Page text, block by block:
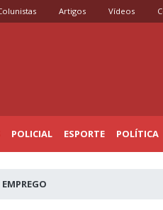
Artigos Vídeos
POLICIAL ESPORTE POLÍTICA